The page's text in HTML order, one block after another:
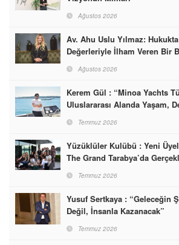
Ağustos 2026
Av. Ahu Uslu Yılmaz:
Değerleriyle İlham Veren Bir
Ağustos 2026
Kerem Gül : “Minoa Yachts
Uluslararası Alanda Yaşam,
Temmuz 2026
Yüzüklüler Kulübü : Yeni
The Grand Tarabya’da
Temmuz 2026
Yusuf Sertkaya : “Geleceğin
Değil, İnsanla Kazanacak”
Temmuz 2026